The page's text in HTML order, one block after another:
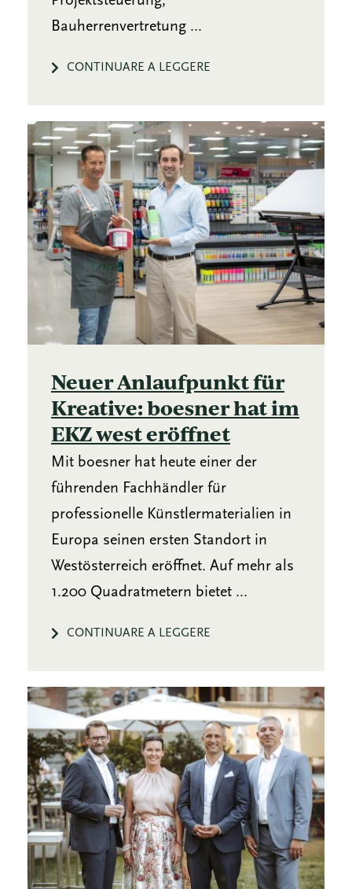
Bauherrenvertretung ...
CONTINUARE A LEGGERE
Neuer Anlaufpunkt für
Kreative: boesner hat im
EKZ west eröffnet
Mit boesner hat heute einer der
führenden Fachhändler für
professionelle Künstlermaterialien in
Europa seinen ersten Standort in
Westösterreich eröffnet. Auf mehr als
1.200 Quadratmetern bietet ...
CONTINUARE A LEGGERE